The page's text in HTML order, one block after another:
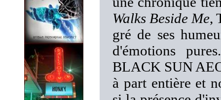
Walks Beside Me,
gré de ses
d'émotions
BLACK SUN
à part entière et